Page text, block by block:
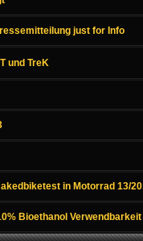
just for Info
und TreK
in Motorrad 13/
Bioethanol